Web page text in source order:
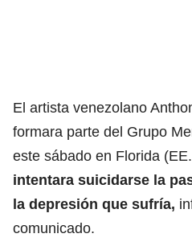
El artista venezolano
formara parte del Grupo
este sábado en Florida
intentara suicidarse la
la depresión que sufría,
comunicado.